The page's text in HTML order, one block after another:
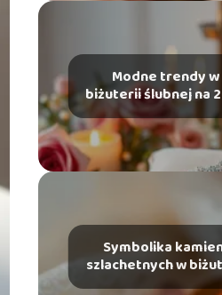
Modne trendy w
biżuterii ślubnej na
rok
Symbolika
szlachetnych w
ślubnej